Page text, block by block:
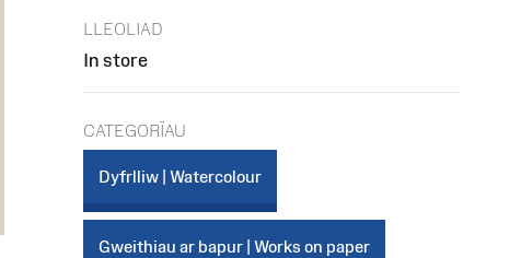
LLEOLIAD
In store
CATEGORÏAU
Dyfrlliw | Watercolour
Gweithiau ar bapur | Works on paper